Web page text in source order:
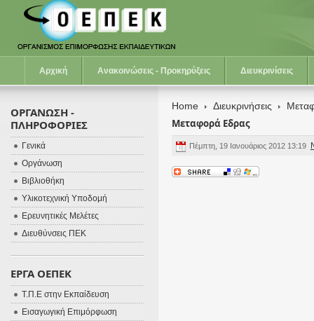
Αρχική Ανακοινώσεις - Προκηρύξεις Διευκρινίσεις
Home Διευκρινήσεις
Μεταφορά Εδρας
Πέμπτη, 19 Ιανουάριος 2012 13:19
ΟΡΓΑΝΩΣΗ -
ΠΛΗΡΟΦΟΡΙΕΣ
Γενικά
Οργάνωση
Βιβλιοθήκη
Υλικοτεχνική Υποδομή
Ερευνητικές Μελέτες
Διευθύνσεις ΠΕΚ
ΕΡΓΑ ΟΕΠΕΚ
Τ.Π.Ε στην Εκπαίδευση
Εισαγωγική Επιμόρφωση